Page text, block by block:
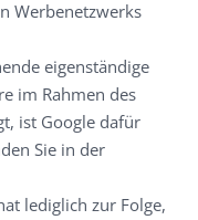
Werbenetzwerks
eigenständige
im Rahmen des
ist Google dafür
Sie in der
lediglich zur Folge,